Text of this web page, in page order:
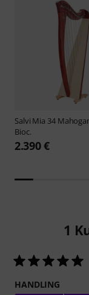
Salvi Mia 34
Bioc.
2.390 €
1
HANDLING